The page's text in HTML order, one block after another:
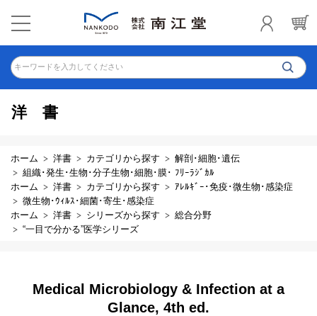
キーワードを入力してください
洋書
ホーム 洋書 カテゴリから探す
解剖･細胞･遺伝
組織･発生･生物･分子生物･細胞･膜･ ﾌﾘｰﾗｼﾞｶﾙ
ホーム
洋書 カテゴリから探す
ｱﾚﾙｷﾞｰ･免疫･微生物･感染症
微生物･ｳｨﾙｽ･細菌･寄生･感染症
ホーム
洋書 シリーズから探す
総合分野
“一目で分かる”医学シリーズ
Medical Microbiology & Infection at a
Glance, 4th ed.